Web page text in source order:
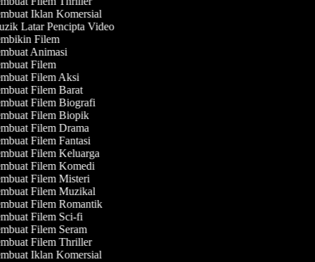
Iklan Komersial
Latar Pencipta Video
Filem
Animasi
Filem
Filem Aksi
Filem Barat
Filem Biografi
Filem Biopik
Filem Drama
Filem Fantasi
Filem Keluarga
Filem Komedi
Filem Misteri
Filem Muzikal
Filem Romantik
Filem Sci-fi
Filem Seram
Filem Thriller
Iklan Komersial